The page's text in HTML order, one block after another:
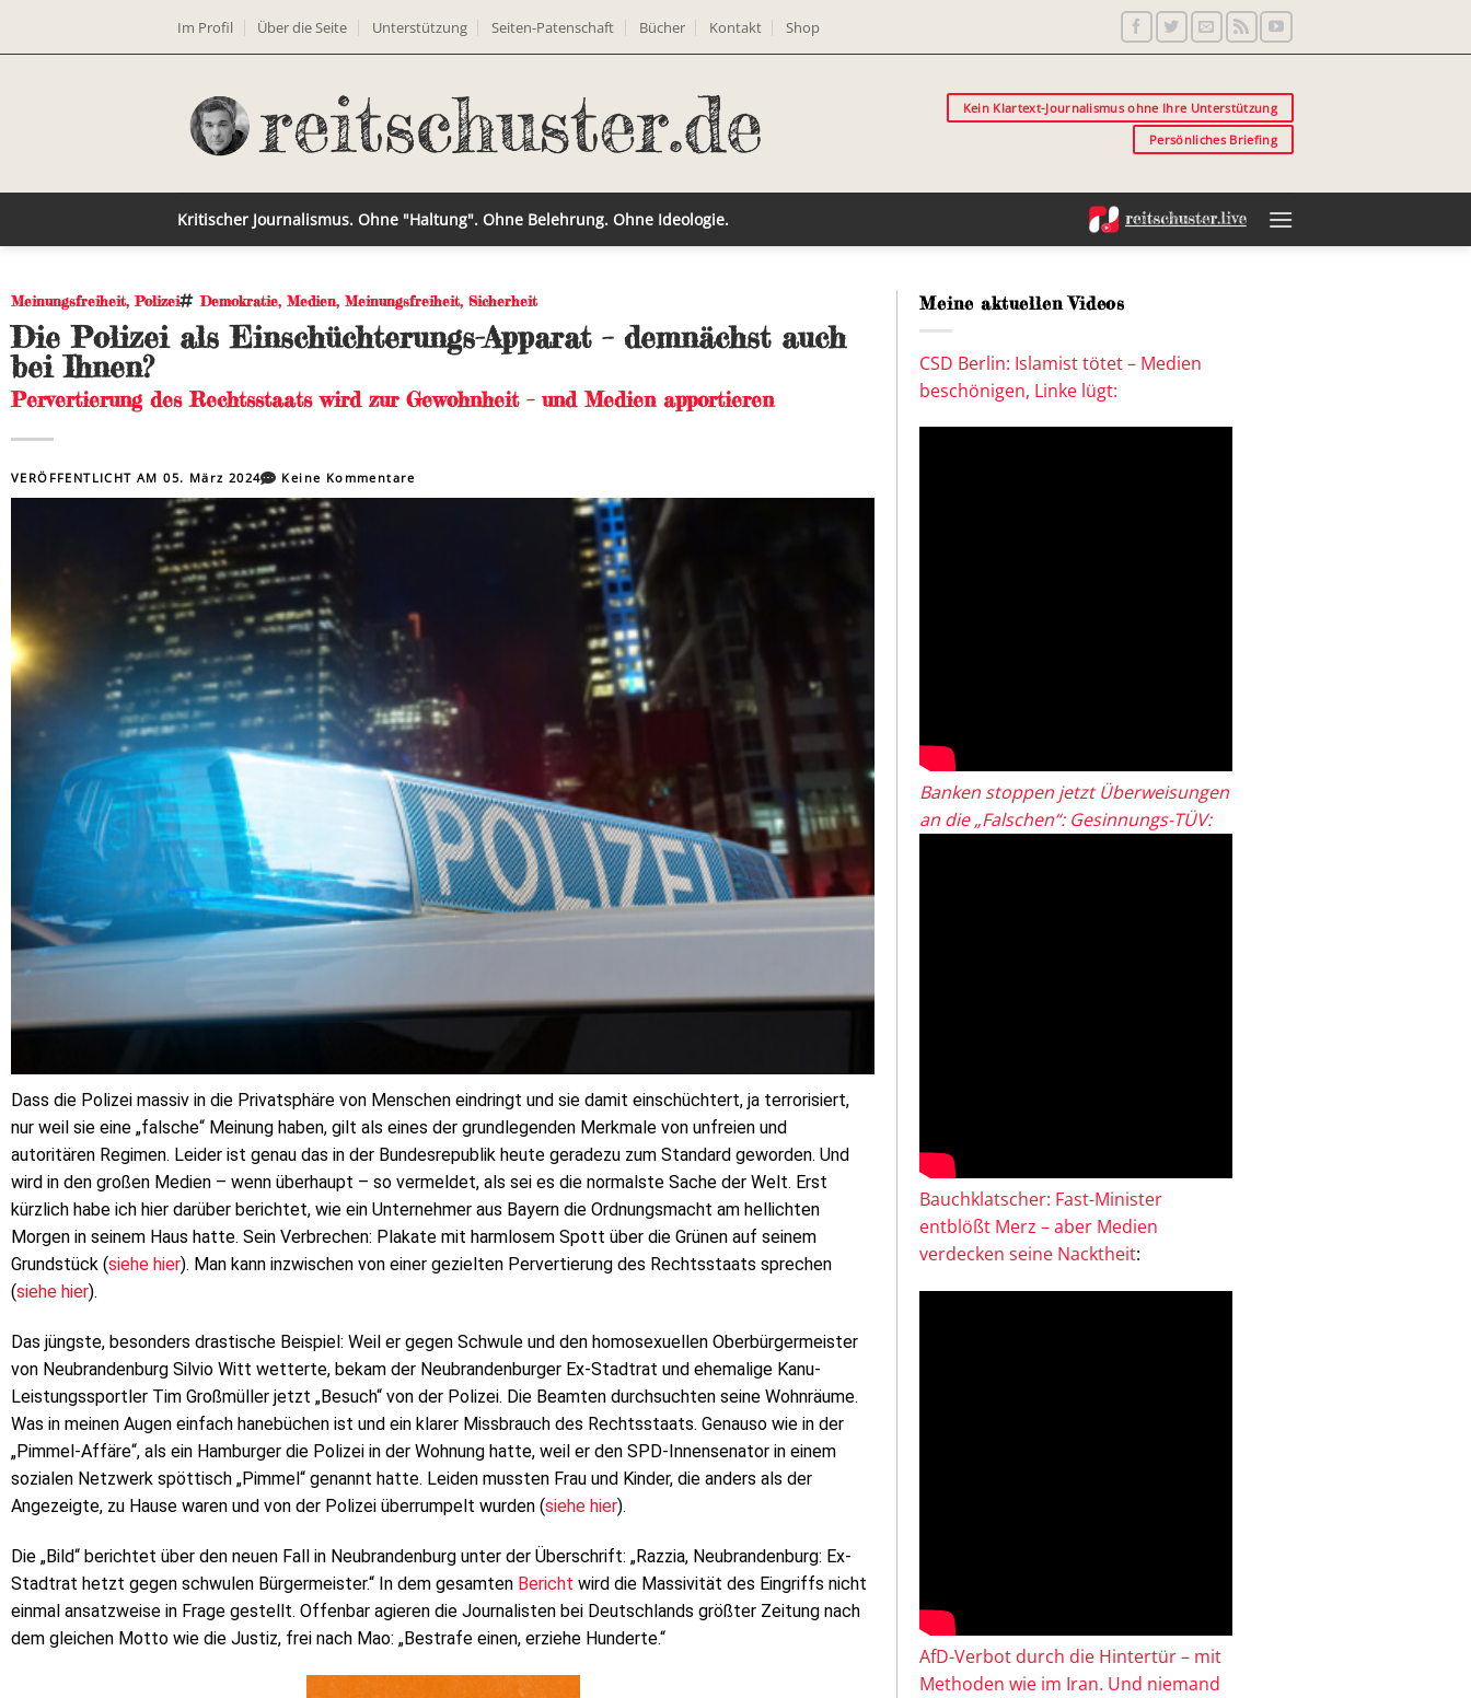
Im Profil Über die Seite Unterstützung Seiten-Patenschaft Bücher Kontakt Shop
Kein Klartext-Journalismus ohne Ihre Unterstützung
Persönliches Briefing
Kritischer Journalismus. Ohne "Haltung". Ohne Belehrung. Ohne Ideologie.
Meinungsfreiheit,Polizei Demokratie, Medien, Meinungsfreiheit, Sicherheit
Die Polizei als Einschüchterungs-Apparat – demnächst auch
bei Ihnen?
Pervertierung des Rechtsstaats wird zur Gewohnheit – und Medien apportieren
VERÖFFENTLICHT AM05. März 2024 Keine Kommentare
Dass die Polizei massiv in die Privatsphäre von Menschen eindringt und sie damit einschüchtert, ja terrorisiert,
nur weil sie eine „falsche“ Meinung haben, gilt als eines der grundlegenden Merkmale von unfreien und
autoritären Regimen. Leider ist genau das in der Bundesrepublik heute geradezu zum Standard geworden. Und
wird in den großen Medien – wenn überhaupt – so vermeldet, als sei es die normalste Sache der Welt. Erst
kürzlich habe ich hier darüber berichtet, wie ein Unternehmer aus Bayern die Ordnungsmacht am hellichten
Morgen in seinem Haus hatte. Sein Verbrechen: Plakate mit harmlosem Spott über die Grünen auf seinem
Grundstück (siehe hier). Man kann inzwischen von einer gezielten Pervertierung des Rechtsstaats sprechen
(siehe hier).
Das jüngste, besonders drastische Beispiel: Weil er gegen Schwule und den homosexuellen Oberbürgermeister
von Neubrandenburg Silvio Witt wetterte, bekam der Neubrandenburger Ex-Stadtrat und ehemalige Kanu-
Leistungssportler Tim Großmüller jetzt „Besuch“ von der Polizei. Die Beamten durchsuchten seine Wohnräume.
Was in meinen Augen einfach hanebüchen ist und ein klarer Missbrauch des Rechtsstaats. Genauso wie in der
„Pimmel-Affäre“, als ein Hamburger die Polizei in der Wohnung hatte, weil er den SPD-Innensenator in einem
sozialen Netzwerk spöttisch „Pimmel“ genannt hatte. Leiden mussten Frau und Kinder, die anders als der
Angezeigte, zu Hause waren und von der Polizei überrumpelt wurden (siehe hier).
Die „Bild“ berichtet über den neuen Fall in Neubrandenburg unter der Überschrift: „Razzia, Neubrandenburg: Ex-
Stadtrat hetzt gegen schwulen Bürgermeister.“ In dem gesamten Bericht wird die Massivität des Eingriffs nicht
einmal ansatzweise in Frage gestellt. Offenbar agieren die Journalisten bei Deutschlands größter Zeitung nach
dem gleichen Motto wie die Justiz, frei nach Mao: „Bestrafe einen, erziehe Hunderte.“
Meine aktuellen Videos
CSD Berlin: Islamist tötet – Medien
beschönigen, Linke lügt:
Banken stoppen jetzt Überweisungen
an die „Falschen“: Gesinnungs-TÜV:
Bauchklatscher: Fast-Minister
entblößt Merz – aber Medien
verdecken seine Nacktheit:
AfD-Verbot durch die Hintertür – mit
Methoden wie im Iran. Und niemand